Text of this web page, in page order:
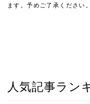
ます。予めご了承ください。
人気記事ラン